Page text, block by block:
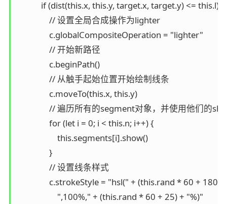
            if (dist(this.x, this.y, target.x, target.y) <= this.l) {
                // 设置全局合成操作为lighter
                c.globalCompositeOperation = "lighter"
                // 开始新路径
                c.beginPath()
                // 从触手起始位置开始绘制线条
                c.moveTo(this.x, this.y)
// 遍历所有的segment对象，并使用他们的
                for (let i = 0; i < this.n; i++) {
                    this.segments[i].show()
                }
                // 设置线条样式
                c.strokeStyle = "hsl(" + (this.rand * 60 + 180) +
                    ",100%," + (this.rand * 60 + 25) + "%)"